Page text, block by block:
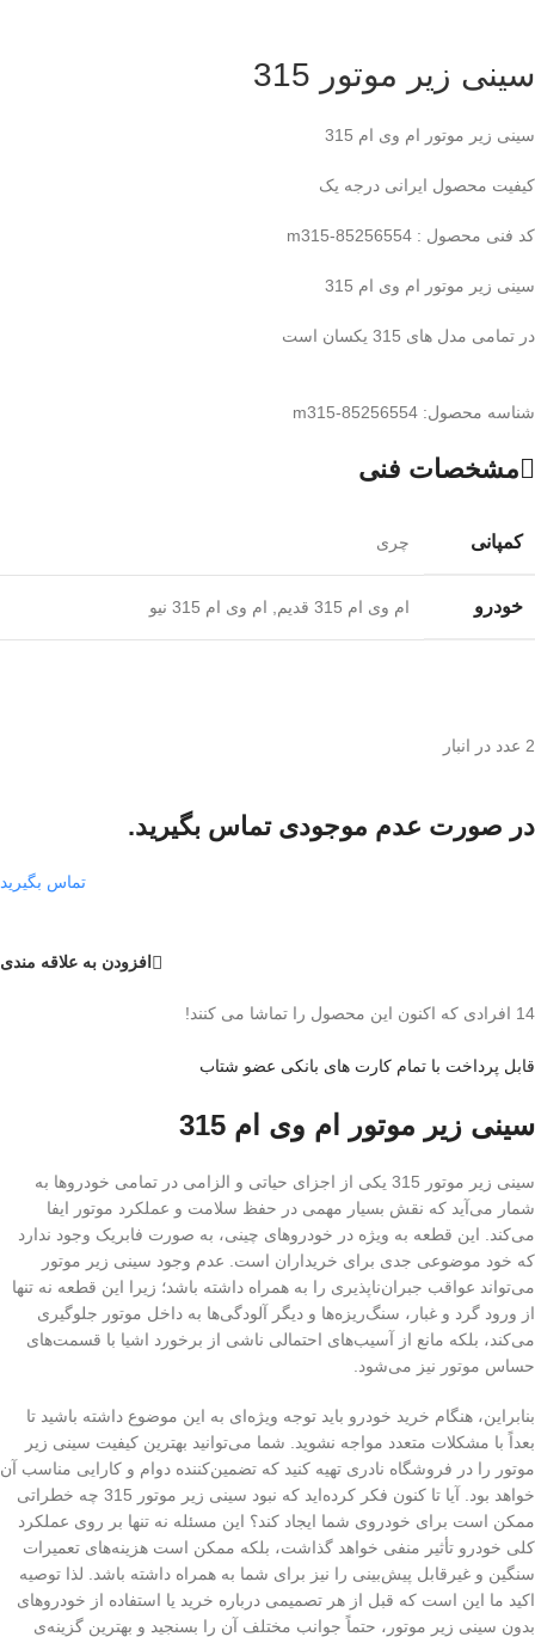
سینی زیر موتور 315
سینی زیر موتور ام وی ام 315
کیفیت محصول ایرانی درجه یک
کد فنی محصول : m315-85256554
سینی زیر موتور ام وی ام 315
در تمامی مدل های 315 یکسان است
شناسه محصول: m315-85256554
مشخصات فنی
کمپانی چری
خودرو ام وی ام 315 قدیم ام وی ام 315 نیو
2 عدد در انبار
در صورت عدم موجودی تماس بگیرید.
تماس بگیرید
افزودن به علاقه مندی
14 افرادی که اکنون این محصول را تماشا می کنند!
قابل پرداخت با تمام کارت های بانکی عضو شتاب
سینی زیر موتور ام وی ام 315
سینی زیر موتور 315 یکی از اجزای حیاتی و الزامی در تمامی خودروها به
شمار می‌آید که نقش بسیار مهمی در حفظ سلامت و عملکرد موتور ایفا
می‌کند. این قطعه به ویژه در خودروهای چینی، به صورت فابریک وجود ندارد
که خود موضوعی جدی برای خریداران است. عدم وجود سینی زیر موتور
می‌تواند عواقب جبران‌ناپذیری را به همراه داشته باشد؛ زیرا این قطعه نه تنها
از ورود گرد و غبار، سنگ‌ریزه‌ها و دیگر آلودگی‌ها به داخل موتور جلوگیری
می‌کند، بلکه مانع از آسیب‌های احتمالی ناشی از برخورد اشیا با قسمت‌های
حساس موتور نیز می‌شود.
بنابراین، هنگام خرید خودرو باید توجه ویژه‌ای به این موضوع داشته باشید تا
بعداً با مشکلات متعدد مواجه نشوید. شما می‌توانید بهترین کیفیت سینی زیر
موتور را در فروشگاه نادری تهیه کنید که تضمین‌کننده دوام و کارایی مناسب آن
خواهد بود. آیا تا کنون فکر کرده‌اید که نبود سینی زیر موتور 315 چه خطراتی
ممکن است برای خودروی شما ایجاد کند؟ این مسئله نه تنها بر روی عملکرد
کلی خودرو تأثیر منفی خواهد گذاشت، بلکه ممکن است هزینه‌های تعمیرات
سنگین و غیرقابل پیش‌بینی را نیز برای شما به همراه داشته باشد. لذا توصیه
اکید ما این است که قبل از هر تصمیمی درباره خرید یا استفاده از خودروهای
بدون سینی زیر موتور، حتماً جوانب مختلف آن را بسنجید و بهترین گزینه‌ی